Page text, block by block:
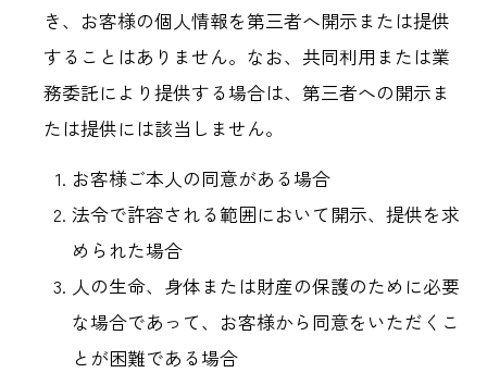
き、お客様の個人情報を第三者へ開示または提供
することはありません。なお、共同利用または業
務委託により提供する場合は、第三者への開示ま
たは提供には該当しません。
お客様ご本人の同意がある場合
法令で許容される範囲において開示、提供を求
められた場合
人の生命、身体または財産の保護のために必要
な場合であって、お客様から同意をいただくこ
とが困難である場合